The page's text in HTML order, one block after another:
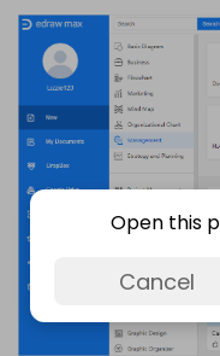
Open this
Cancel